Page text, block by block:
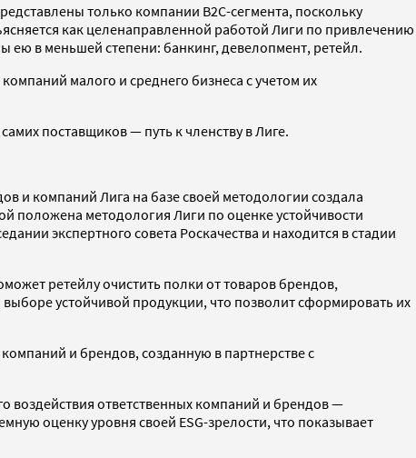
только компании B2C-сегмента, поскольку
как целенаправленной работой Лиги по привлечению
ею в меньшей степени: банкинг, девелопмент, ретейл.
малого и среднего бизнеса с учетом их
поставщиков — путь к членству в Лиге.
и компаний Лига на базе своей методологии создала
положена методология Лиги по оценке устойчивости
экспертного совета Роскачества и находится в стадии
ретейлу очистить полки от товаров брендов,
устойчивой продукции, что позволит сформировать их
и брендов, созданную в партнерстве с
воздействия ответственных компаний и брендов —
оценку уровня своей ESG-зрелости, что показывает